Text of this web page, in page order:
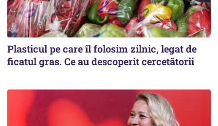
Plasticul pe care îl folosim zilnic, legat de
ficatul gras. Ce au descoperit cercetătorii